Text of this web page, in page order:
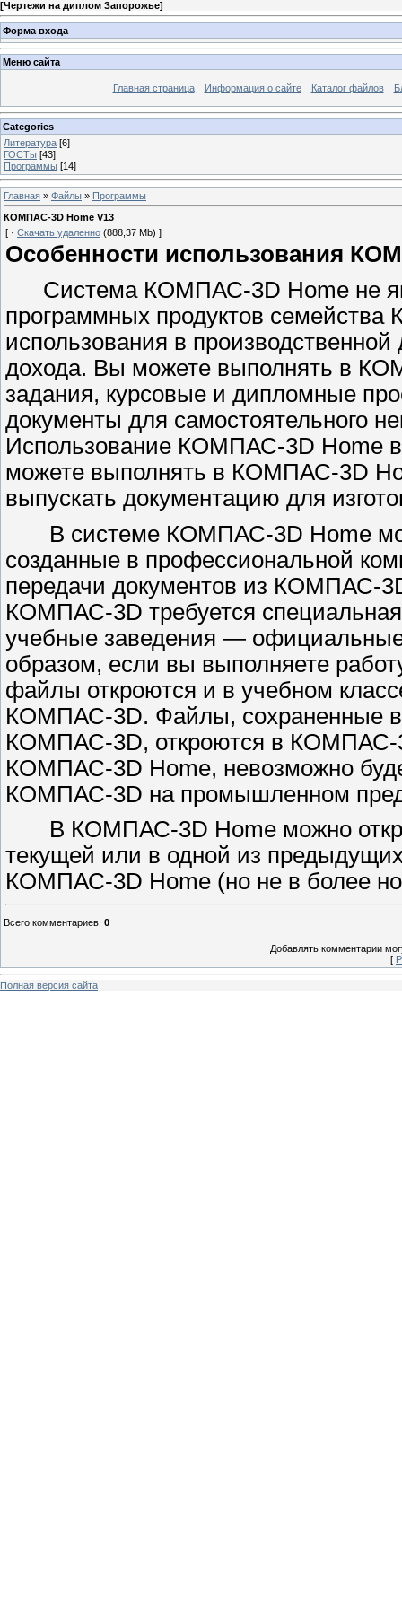
[Чертежи на диплом Запорожье]
Форма входа
Меню сайта
Главная страница Информация о сайте Каталог файлов
Categories
Литература [6]
ГОСТы [43]
Программы [14]
Главная » Файлы » Программы
КОМПАС-3D Home V13
[ · Скачать удаленно (888,37 Mb) ]
Особенности использования
Система КОМПАС-3D Home не
программных продуктов
использования в
дохода. Вы можете выполнять в
задания, курсовые и дипломные
документы для самостоятельного
Использование КОМПАС-3D Home в
можете выполнять в КОМПАС-3D
выпускать документацию для
В системе КОМПАС-3D Home
созданные в профессиональной
передачи документов из КОМПАС-
КОМПАС-3D требуется
учебные заведения —
образом, если вы выполняете
файлы откроются и в учебном
КОМПАС-3D. Файлы, сохраненные в
КОМПАС-3D, откроются в КОМПАС-
КОМПАС-3D Home, невозможно
КОМПАС-3D на промышленном
В КОМПАС-3D Home можно
текущей или в одной из
КОМПАС-3D Home (но не в более
Всего комментариев: 0
Добавлять комментарии
[
Полная версия сайта